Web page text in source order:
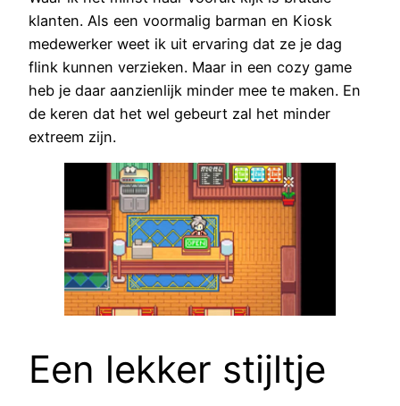
klanten. Als een voormalig barman en Kiosk
medewerker weet ik uit ervaring dat ze je dag
flink kunnen verzieken. Maar in een cozy game
heb je daar aanzienlijk minder mee te maken. En
de keren dat het wel gebeurt zal het minder
extreem zijn.
Een lekker stijltje